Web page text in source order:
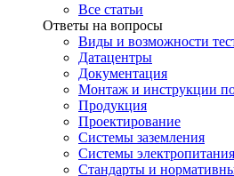
Все статьи
Ответы на вопросы
Виды и возможности
Датацентры
Документация
Монтаж и инструкции по
Продукция
Проектирование
Системы заземления
Системы электропитания
Стандарты и